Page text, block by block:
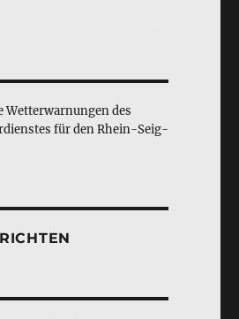
Wetterwarnungen des
für den Rhein-Seig-